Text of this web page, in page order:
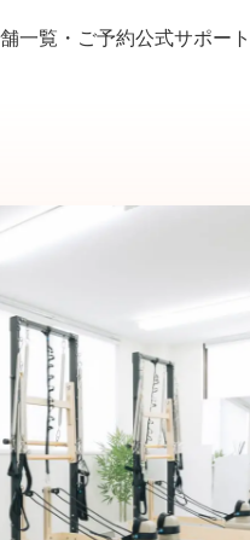
一覧・ご予約公式サポート